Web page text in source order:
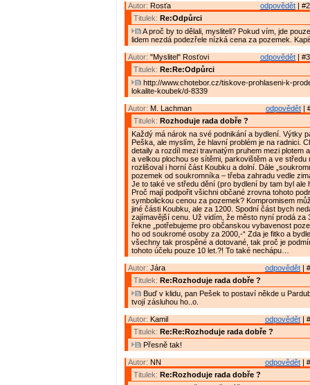
odpovědět |
Autor: Rosťa
Titulek: Re:Odpůrci
A proč by to dělali, mysliteli? Pokud vím, jde
lidem nezdá podezřele nízká cena za pozemek.
odpovědět |
Autor: "Myslitel" Rosťovi
Titulek: Re:Re:Odpůrci
http://www.chotebor.cz/tiskove-prohlaseni-k-
lokalite-koubek/d-8339
odpovědět |
Autor: M. Lachman
Titulek: Rozhoduje rada dobře ?
Každý má nárok na své podnikání a bydlení. Výtky
Peška, ale myslím, že hlavní problém je na radnici.
detaily a rozdíl mezi travnatým pruhem mezi plotem
a velkou plochou se sítěmi, parkovištěm a ve středu
rozlišoval i horní část Koubku a dolní. Dále
pozemek od soukromníka – třeba zahradu vedle
Je to také ve středu dění (pro bydlení by tam byl ale
Proč mají podpořit všichni občané zrovna tohoto
symbolickou cenou za pozemek? Kompromisem
jiné části Koubku, ale za 1200. Spodní část bych
zajímavější cenu. Už vidím, že město nyní prodá za
řekne „potřebujeme pro občanskou vybavenost
ho od soukromé osoby za 2000,-“ Zda je fitko a
všechny tak prospěné a dotované, tak proč je
tohoto účelu pouze 10 let.?! To také nechápu…
odpovědět |
Autor: Jára
Titulek: Re:Rozhoduje rada dobře ?
Buď v klidu, pan Pešek to postaví někde u
tvojí zásluhou ho..o.
odpovědět |
Autor: Kamil
Titulek: Re:Re:Rozhoduje rada dobře ?
Přesně tak!
odpovědět |
Autor: NN
Titulek: Re:Rozhoduje rada dobře ?